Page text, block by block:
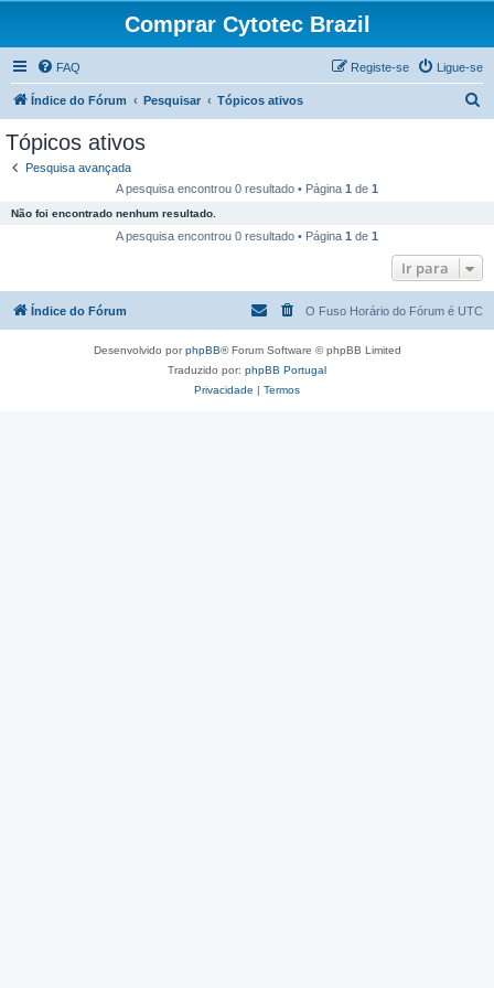
Comprar Cytotec Brazil
FAQ Ligue-se
Registe-se
Índice do Fórum Pesquisar Tópicos ativos
s
r
Tópicos ativos
Pesquisa avançada
A pesquisa encontrou 0 resultado • Página 1 de 1
Não foi encontrado nenhum resultado.
A pesquisa encontrou 0 resultado • Página 1 de 1
Ir para
Índice do Fórum O Fuso Horário do Fórum é UTC
Desenvolvido porphpBB® Forum Software © phpBB Limited
Traduzido por: phpBB Portugal
Privacidade | Termos